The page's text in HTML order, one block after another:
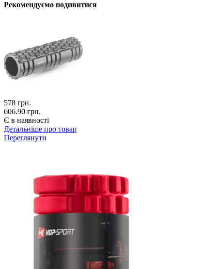
Рекомендуємо подивитися
578 грн.
606.90 грн.
Є в наявності
Детальніше про товар
Переглянути